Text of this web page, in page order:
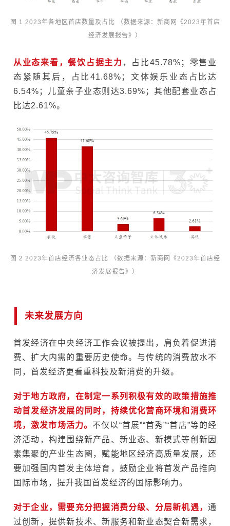
图 1 2023年各地区首店数量及占比 （数据来源：新商网《2023年首店
经济发展报告》 ）
从业态来看，餐饮占据主力 ，占比45.78%；零售业
态紧随其后，占比41.68%；文体娱乐业态占比达
6.54%；儿童亲子业态则达3.69%；其他配套业态占
比达2.61%。
图 2 2023年首店经济各业态占比 （数据来源：新商网《2023年首店经
济发展报告》 ）
未来发展方向
首发经济在中央经济工作会议被提出，肩负着促进消
费、扩大内需的重要历史使命。与传统的消费放水不
同，首发经济更看重科技及新消费的升级。
对于地方政府，在制定一系列积极有效的政策措施推
动首发经济发展的同时，持续优化营商环境和消费环
境，激发市场活力。 不仅以“首展”“首秀”“首店”等的经
济活动，构建围绕新产品、新业态、新模式等创新因
素集聚的产业生态圈，赋能地区经济高质量发展，还
要加强国内首发主体培育，鼓励企业将首发产品推向
国际市场，提升我国首发经济的国际影响力。
对于企业，需要充分把握消费分级、分层新机遇，通
过创新，提供新技术、新服务和新业态契合新需求，